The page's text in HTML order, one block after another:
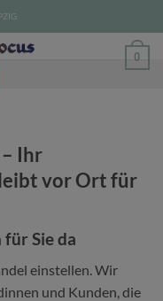
0
Ihr
vor Ort für
Sie da
einstellen. Wir
und Kunden, die